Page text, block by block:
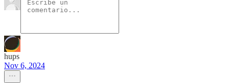
hups
Nov 6, 2024